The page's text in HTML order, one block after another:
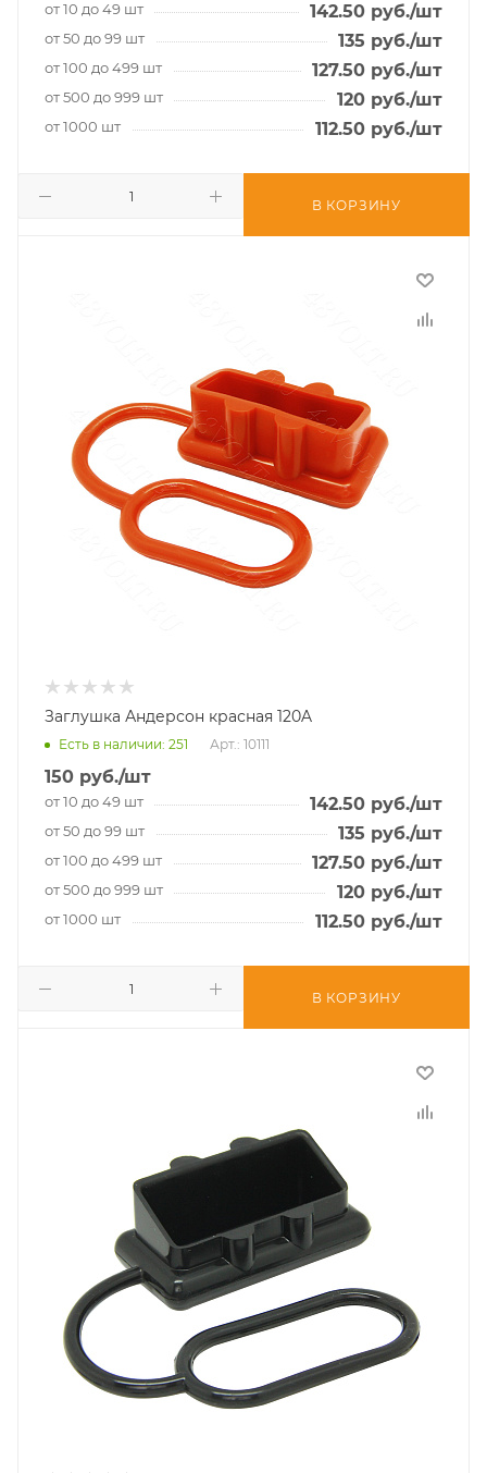
от 10 до 49 шт 142.50 руб./шт
от 50 до 99 шт 135 руб./шт
от 100 до 499 шт 127.50 руб./шт
от 500 до 999 шт 120 руб./шт
от 1000 шт 112.50 руб./шт
В КОРЗИНУ
Заглушка Андерсон красная 120A
Есть в наличии: 251 Арт.: 10111
150 руб./шт
от 10 до 49 шт 142.50 руб./шт
от 50 до 99 шт 135 руб./шт
от 100 до 499 шт 127.50 руб./шт
от 500 до 999 шт 120 руб./шт
от 1000 шт 112.50 руб./шт
В КОРЗИНУ